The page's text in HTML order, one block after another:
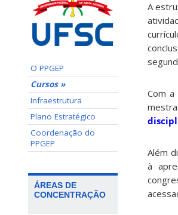
O PPGEP
Cursos »
Infraestrutura
Plano Estratégico
Coordenação do
PPGEP
ÁREAS DE
CONCENTRAÇÃO
A
Com
Além
à